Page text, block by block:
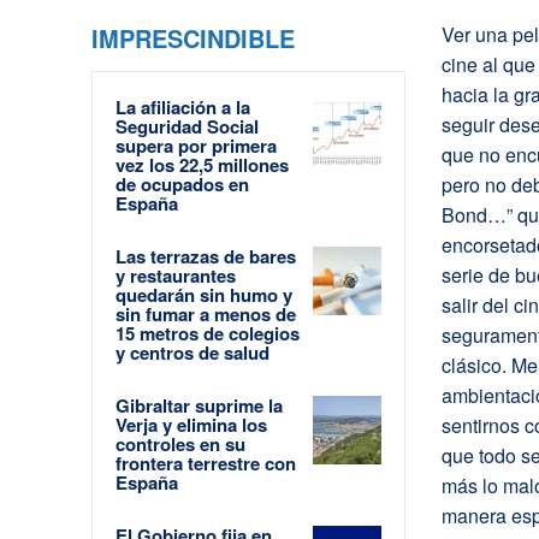
IMPRESCINDIBLE
La afiliación a la
Seguridad Social
supera por primera
vez los 22,5 millones
de ocupados en
España
Las terrazas de bares
y restaurantes
quedarán sin humo y
sin fumar a menos de
15 metros de colegios
y centros de salud
Gibraltar suprime la
Verja y elimina los
controles en su
frontera terrestre con
España
Ver una
cine al
hacia la
seguir
que no
pero no
Bond…”
serie de
salir del
clásico.
sentirnos
que todo
más lo
manera